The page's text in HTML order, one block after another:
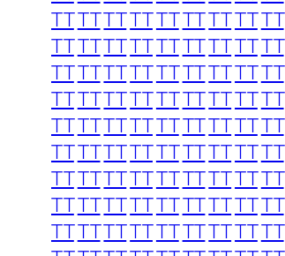
TTTTTTTTTTTTTTTTTT
TTTTTTTTTTTTTTTTTT
TTTTTTTTTTTTTTTTTT
TTTTTTTTTTTTTTTTTT
TTTTTTTTTTTTTTTTTT
TTTTTTTTTTTTTTTTTT
TTTTTTTTTTTTTTTTTT
TTTTTTTTTTTTTTTTTT
TTTTTTTTTTTTTTTTTT